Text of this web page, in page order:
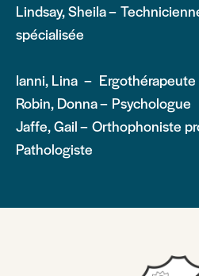
Lindsay, Sheila –
spécialisée
Ianni, Lina –
Robin, Donna – Psychologue
Jaffe, Gail – Orthophoniste
Pathologiste